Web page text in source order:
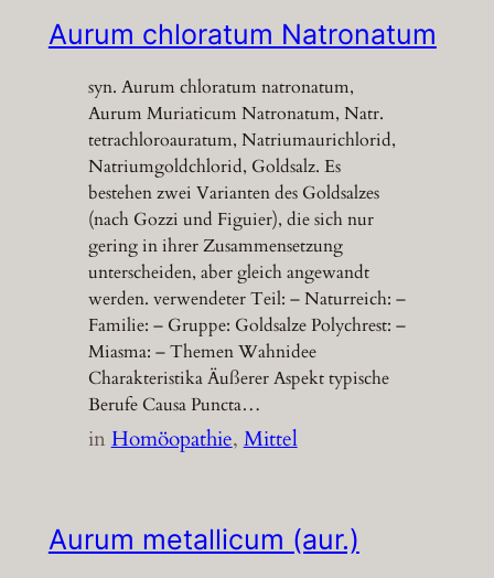
Aurum chloratum Natronatum
syn. Aurum chloratum natronatum,
Aurum Muriaticum Natronatum, Natr.
tetrachloroauratum, Natriumaurichlorid,
Natriumgoldchlorid, Goldsalz. Es
bestehen zwei Varianten des Goldsalzes
(nach Gozzi und Figuier), die sich nur
gering in ihrer Zusammensetzung
unterscheiden, aber gleich angewandt
werden. verwendeter Teil: – Naturreich: –
Familie: – Gruppe: Goldsalze Polychrest: –
Miasma: – Themen Wahnidee
Charakteristika Äußerer Aspekt typische
Berufe Causa Puncta…
inHomöopathie, Mittel
Aurum metallicum (aur.)